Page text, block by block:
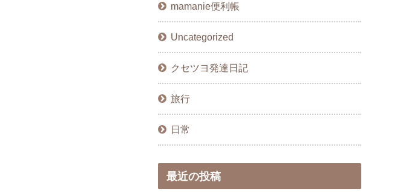
mamanie便利帳
Uncategorized
クセツヨ発達日記
旅行
日常
最近の投稿